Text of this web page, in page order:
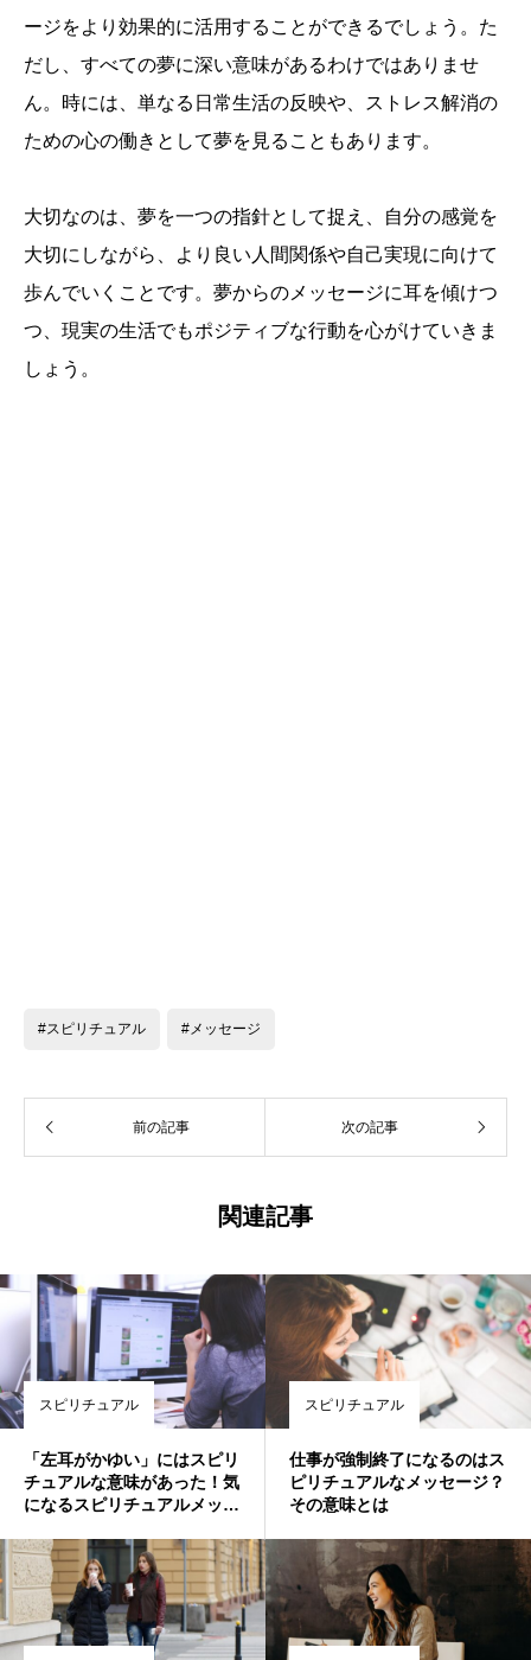
ージをより効果的に活用することができるでしょう。た
だし、すべての夢に深い意味があるわけではありませ
ん。時には、単なる日常生活の反映や、ストレス解消の
ための心の働きとして夢を見ることもあります。
大切なのは、夢を一つの指針として捉え、自分の感覚を
大切にしながら、より良い人間関係や自己実現に向けて
歩んでいくことです。夢からのメッセージに耳を傾けつ
つ、現実の生活でもポジティブな行動を心がけていきま
しょう。
#スピリチュアル #メッセージ
前の記事 次の記事
関連記事
スピリチュアル
「左耳がかゆい」にはスピリ
チュアルな意味があった！気
になるスピリチュアルメッセ
スピリチュアル
仕事が強制終了になるのはス
ピリチュアルなメッセージ？
その意味とは